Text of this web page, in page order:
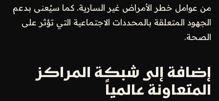
من عوامل خطر الأمراض غير السارية. كما سيُعنى بدعم
الجهود المتعلقة بالمحددات الاجتماعية التي تؤثر على
الصحة.
إضافة إلى شبكة المراكز
المتعاونة عالمياً